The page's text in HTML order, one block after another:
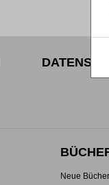
Neue Bücher